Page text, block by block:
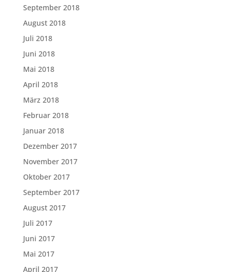
September 2018
August 2018
Juli 2018
Juni 2018
Mai 2018
April 2018
März 2018
Februar 2018
Januar 2018
Dezember 2017
November 2017
Oktober 2017
September 2017
August 2017
Juli 2017
Juni 2017
Mai 2017
April 2017